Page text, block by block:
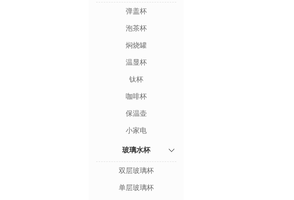
弹盖杯
泡茶杯
焖烧罐
温显杯
钛杯
咖啡杯
保温壶
小家电
玻璃水杯
双层玻璃杯
单层玻璃杯